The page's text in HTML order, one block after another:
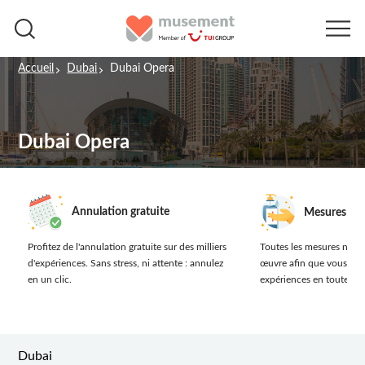
Accueil Dubai Dubai Opera
Dubai Opera
Annulation gratuite
Profitez de l'annulation gratuite sur des milliers
d'expériences. Sans stress, ni attente : annulez
en un clic.
Mesures
Toutes les mesures
œuvre afin que vous
expériences en toute
Dubai